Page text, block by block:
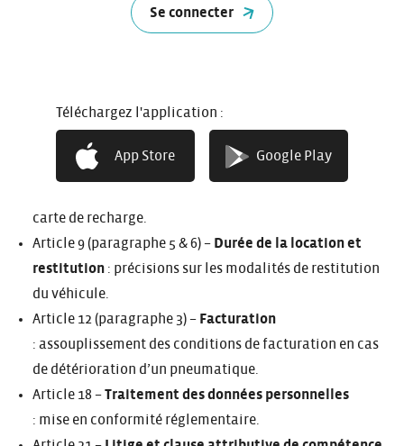
Se connecter
Téléchargez l'application :
App Store Google Play
Les conditions générales de location (CGL) expliquent les
l’essentiel à retenir :
Article 5 (paragraphe 2) –Location
confirmations des réservations et prolongations.
Article 8 (paragraphe 5) –
Véhicules électriques
carte de recharge.
Article 9 (paragraphe 5 & 6) – Durée de la location et
restitution : précisions sur les modalités de restitution
du véhicule.
Article 12 (paragraphe 3) – Facturation
: assouplissement des conditions de facturation en cas
de détérioration d’un pneumatique.
Article 18 –Traitement des données personnelles
: mise en conformité réglementaire.